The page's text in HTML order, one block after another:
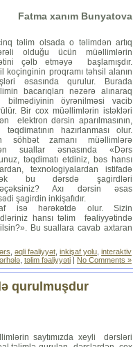
Fatma xanım Bunyatova
təlim olsada o təlimdən artıq
olduğu ücün müəllimlərin
çəlb etməyə başlamışdır.
koçinginin proqramı təhsil alanın
əsasında qurulur. Burada
bacarıqları nəzərə alınaraq
bilmədiyinin öyrənilməsi vacib
Bir cox müəllimlərin istəkləri
elektron dərsin aparılmasının,
təqdimatının hazırlanması olur.
söhbət zamanı müəllimlərə
suallar əsnasında «Dərs
təqdimatı etdiniz, bəs hansı
texnologiyalardan istifadə
bu dərsdə şagirdləri
Axı dərsin əsas
şagirdin inkişafıdır.
isə hərəkətdə olur. Sizin
hansı təlim fəaliyyətində
Bu suallara cavab axtaran
əqli fəaliyyət inkişaf yolu interaktiv
təlim fəaliyyəti No Comments »
qurulmuşdur
saytımızda xeyli dərsləri